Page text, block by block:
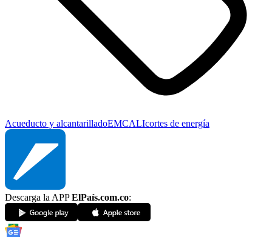
Acueducto y alcantarilladoEMCALIcortes de energía
Descarga la APPElPaís.com.co: